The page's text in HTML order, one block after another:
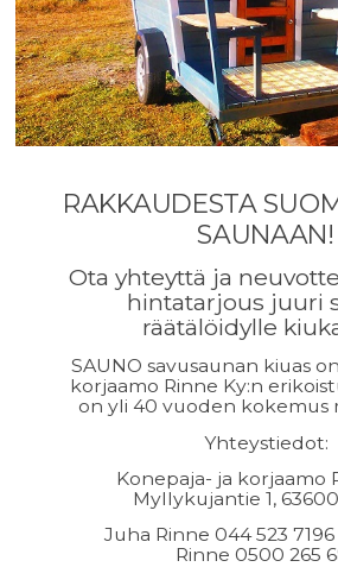
RAKKAUDESTA
SAUNAAN!
Ota yhteyttä ja
hintatarjous juuri
räätälöidylle
SAUNO savusaunan kiuas
korjaamo Rinne Ky:n
on yli 40 vuoden kokemus
Yhteystiedot:
Konepaja- ja korjaamo
Myllykujantie 1, 63600
Juha Rinne 044 523
Rinne 0500 265